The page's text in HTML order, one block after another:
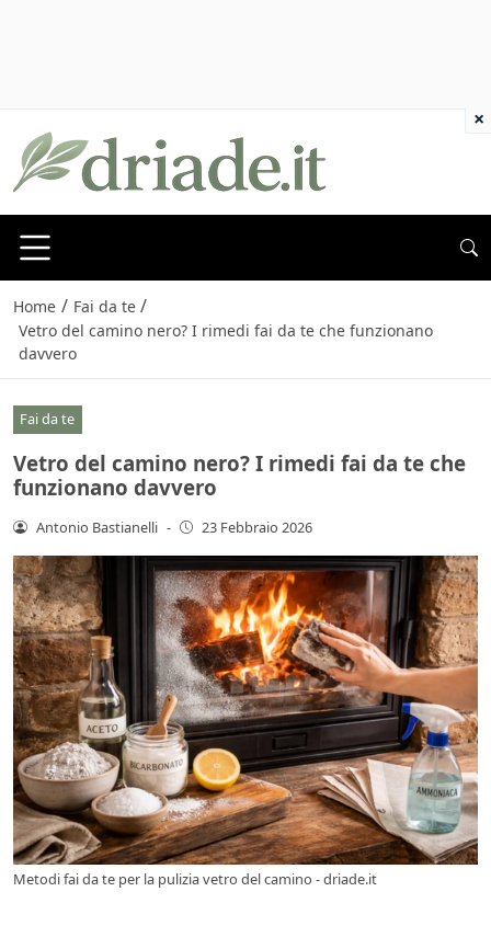
Home / Fai da te /
Vetro del camino nero? I rimedi fai da te che funzionano
davvero
Fai da te
Vetro del camino nero? I rimedi fai da te che
funzionano davvero
Antonio Bastianelli - 23 Febbraio 2026
Metodi fai da te per la pulizia vetro del camino - driade.it
×